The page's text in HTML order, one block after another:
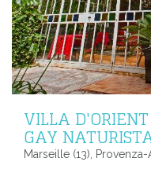
VILLA
GAY
Marseille (13),